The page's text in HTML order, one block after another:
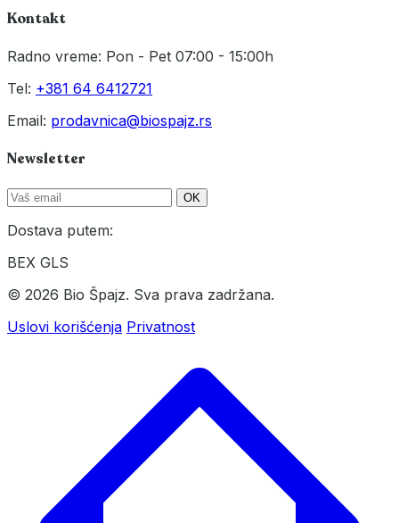
Kontakt
Radno vreme: Pon - Pet 07:00 - 15:00h
Tel: +381 64 6412721
Email: prodavnica@biospajz.rs
Newsletter
OK
Dostava putem:
BEX GLS
© 2026 Bio Špajz. Sva prava zadržana.
Uslovi korišćenja Privatnost